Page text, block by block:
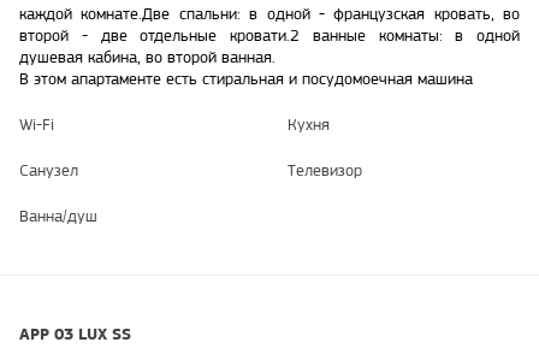
каждой комнате.Две спальни: в одной - французская кровать, во
второй - две отдельные кровати.2 ванные комнаты: в одной
душевая кабина, во второй ванная.
В этом апартаменте есть стиральная и посудомоечная машина
Wi-Fi Кухня
Санузел Телевизор
Ванна/душ
APP 03 LUX SS